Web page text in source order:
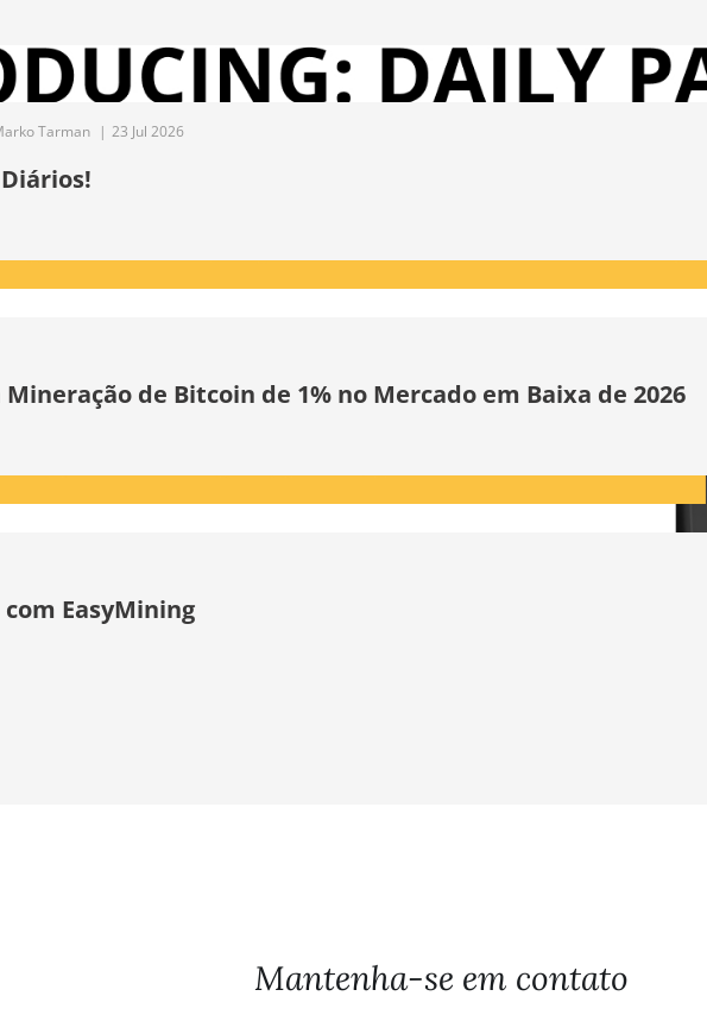
Tarman | 23 Jul 2026
de Bitcoin de 1% no Mercado em Baixa de 2026
com EasyMining
Mantenha-se em contato